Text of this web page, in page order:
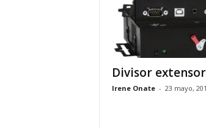
Divisor extensor
Irene Onate - 23 mayo,